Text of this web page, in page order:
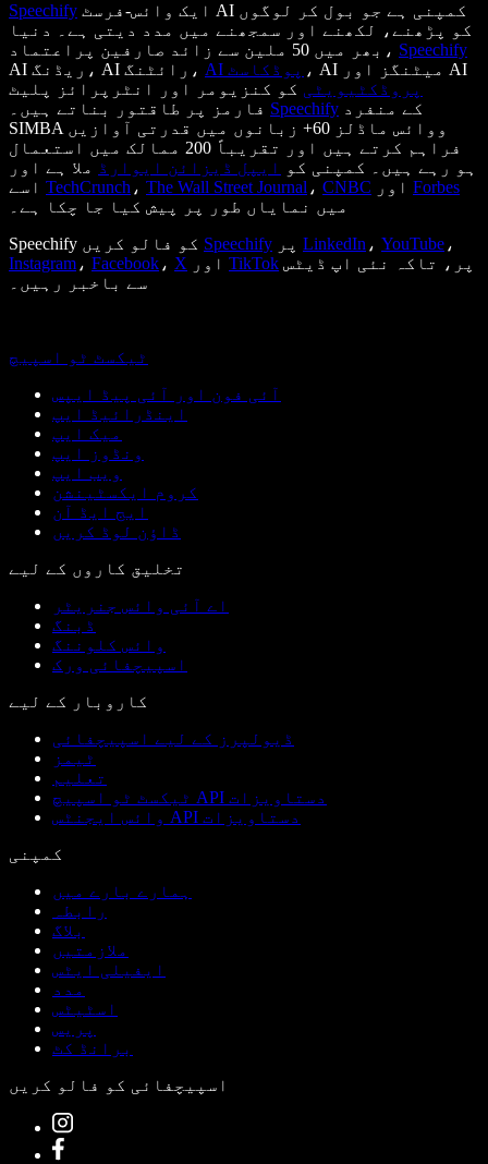
Speechify
کو پڑھنے، لکھنے اور سمجھنے میں مدد دیتی ہے۔ دنیا
بھر میں 50 ملین سے زائد صارفین پراعتماد، Speechify
AI ریڈنگ، AI رائٹنگ،
AI پوڈکاسٹ
، AI میٹنگز اور AI
پروڈکٹیویٹی کو کنزیومر اور انٹرپرائز پلیٹ
Speechify
SIMBA ووائس ماڈلز 60+ زبانوں میں قدرتی آوازیں
فراہم کرتے ہیں اور تقریباً 200 ممالک میں استعمال
ہو رہے ہیں۔ کمپنی کو
ایپل ڈیزائن ایوارڈ ملا ہے اور
TechCrunch ، The Wall Street Journal ، CNBC
Forbes
میں نمایاں طور پر پیش کیا جا چکا ہے۔
Speechify LinkedIn ، YouTube ،
Instagram ، Facebook ، X TikTok
سے باخبر رہیں۔
ٹیکسٹ ٹو اسپیچ
آئی فون اور آئی پیڈ ایپس
اینڈرائیڈ ایپ
میک ایپ
ونڈوز ایپ
ویب ایپ
کروم ایکسٹینشن
ایج ایڈ آن
ڈاؤن لوڈ کریں
تخلیق کاروں کے لیے
اے آئی وائس جنریٹر
ڈبنگ
وائس کلوننگ
اسپیچفائی ورک
کاروبار کے لیے
ڈیولپرز کے لیے اسپیچفائی
ٹیمز
تعلیم
ٹیکسٹ ٹو اسپیچ API دستاویزات
وائس ایجنٹس API دستاویزات
کمپنی
ہمارے بارے میں
رابطہ
بلاگ
ملازمتیں
ایفیلی ایٹس
مدد
اسٹیٹس
پریس
برانڈ کٹ
اسپیچفائی کو فالو کریں